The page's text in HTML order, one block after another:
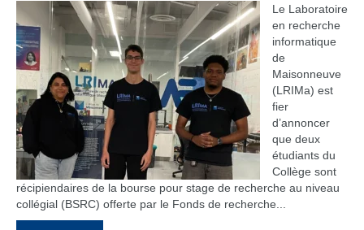
Le Laboratoire
en recherche
informatique
de
Maisonneuve
(LRIMa) est
fier
d’annoncer
que deux
étudiants du
Collège sont
récipiendaires de la bourse pour stage de recherche au niveau
collégial (BSRC) offerte par le Fonds de recherche...